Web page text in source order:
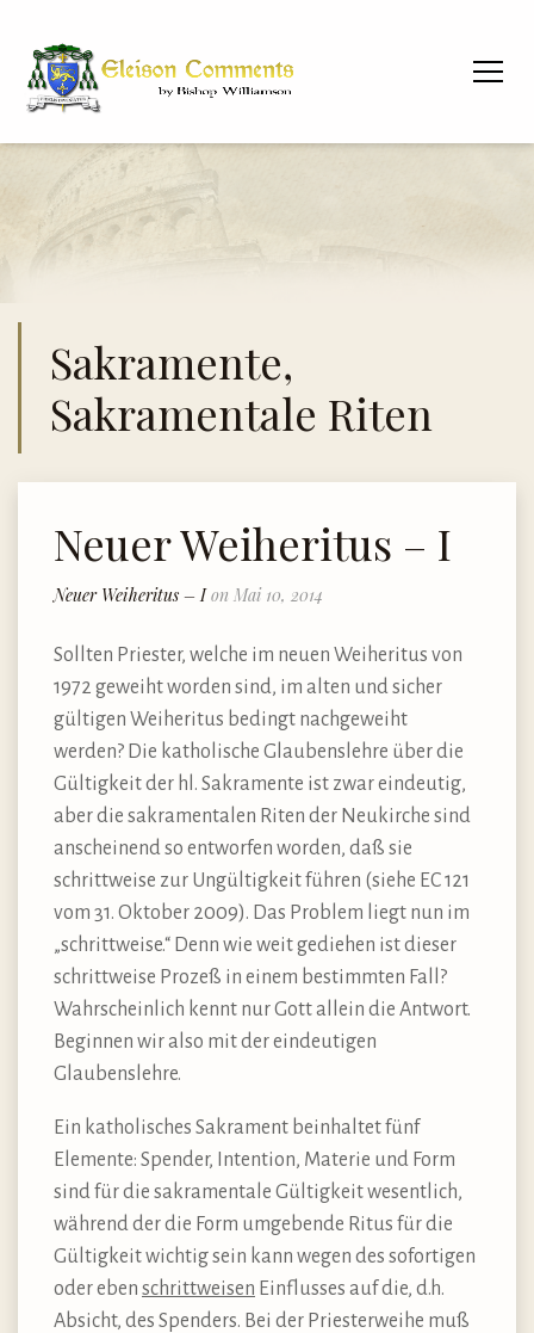
Sakramente,
Sakramentale Riten
Neuer Weiheritus – I
Neuer Weiheritus – Ion Mai 10, 2014
Sollten Priester, welche im neuen Weiheritus von
1972 geweiht worden sind, im alten und sicher
gültigen Weiheritus bedingt nachgeweiht
werden? Die katholische Glaubenslehre über die
Gültigkeit der hl. Sakramente ist zwar eindeutig,
aber die sakramentalen Riten der Neukirche sind
anscheinend so entworfen worden, daß sie
schrittweise zur Ungültigkeit führen (siehe EC 121
vom 31. Oktober 2009). Das Problem liegt nun im
„schrittweise.“ Denn wie weit gediehen ist dieser
schrittweise Prozeß in einem bestimmten Fall?
Wahrscheinlich kennt nur Gott allein die Antwort.
Beginnen wir also mit der eindeutigen
Glaubenslehre.
Ein katholisches Sakrament beinhaltet fünf
Elemente: Spender, Intention, Materie und Form
sind für die sakramentale Gültigkeit wesentlich,
während der die Form umgebende Ritus für die
Gültigkeit wichtig sein kann wegen des sofortigen
oder eben schrittweisen Einflusses auf die, d.h.
Absicht, des Spenders. Bei der Priesterweihe muß